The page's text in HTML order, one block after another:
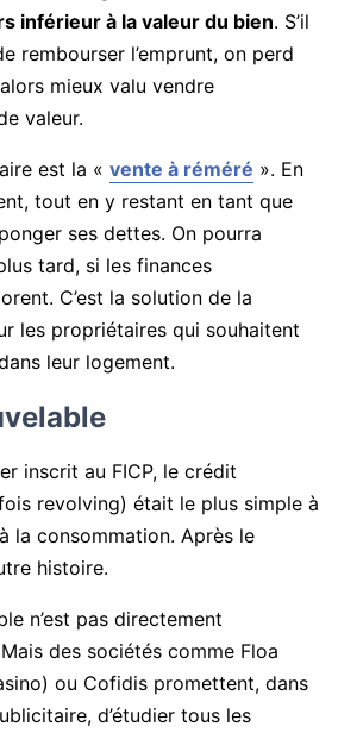
inférieur à la valeur du bien. S’il
rembourser l’emprunt, on perd
mieux valu vendre
valeur.
est la « vente à réméré ». En
tout en y restant en tant que
ses dettes. On pourra
tard, si les finances
C’est la solution de la
les propriétaires qui souhaitent
leur logement.
inscrit au FICP, le crédit
revolving) était le plus simple à
la consommation. Après le
histoire.
n’est pas directement
des sociétés comme Floa
ou Cofidis promettent, dans
d’étudier tous les